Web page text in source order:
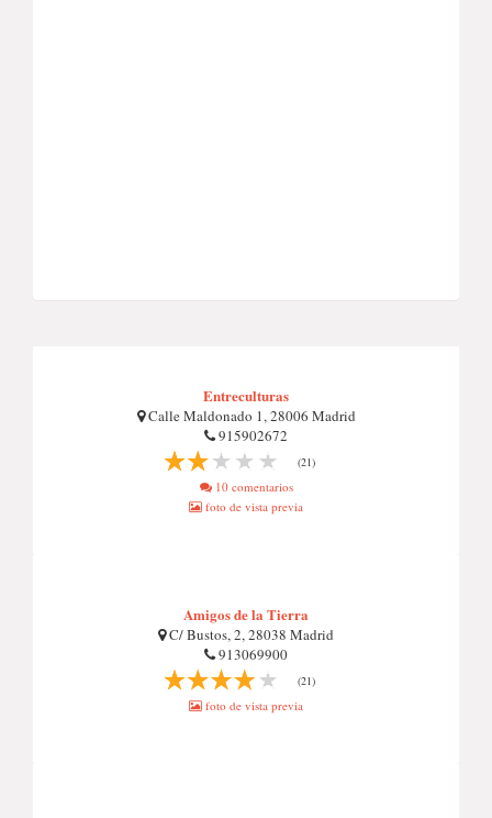
Entreculturas
Calle Maldonado 1, 28006 Madrid
915902672
(21)
10 comentarios
foto de vista previa
Amigos de la Tierra
C/ Bustos, 2, 28038 Madrid
913069900
(21)
foto de vista previa